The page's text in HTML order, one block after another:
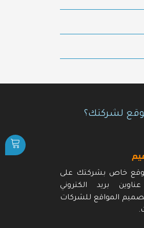
لشركتك؟
خاص بشركتك على
بريد الكتروني
المواقع للشركات